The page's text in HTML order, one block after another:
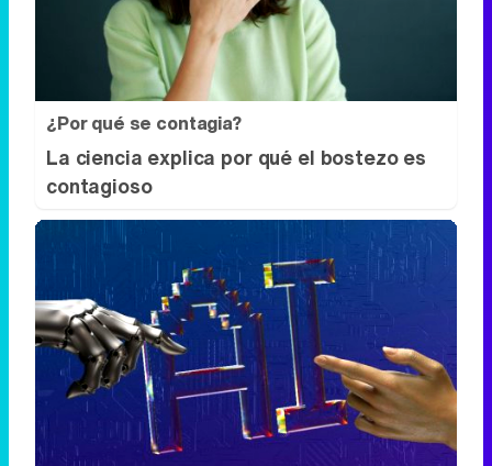
¿Por qué se contagia?
La ciencia explica por qué el bostezo es
contagioso